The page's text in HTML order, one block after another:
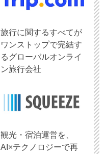
旅行に関するすべてが
ワンストップで完結す
るグローバルオンライ
ン旅行会社
観光・宿泊運営を、
AI×テクノロジーで再